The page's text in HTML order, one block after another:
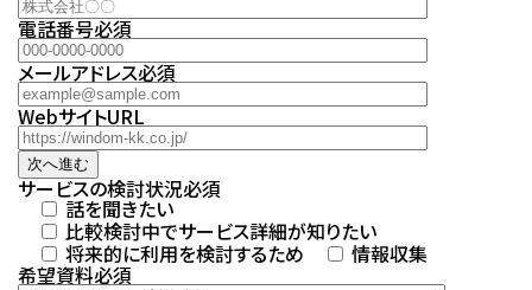
電話番号必須
メールアドレス必須
WebサイトURL
次へ進む
サービスの検討状況必須
話を聞きたい
比較検討中でサービス詳細が知りたい
将来的に利用を検討するため 情報収集
希望資料必須